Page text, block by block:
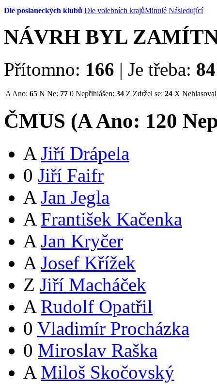
Dle poslaneckých klubů Dle volebních krajůMinulé Následující
NÁVRH BYL
Přítomno: 166 | Je třeba: 84
A Ano: 65 N Ne: 77 0 Nepřihlášen: 34 Z Zdržel se: 24 X Nehlasoval
ČMUS (AAno: 120
A Jiří Drápela
0 Jiří Faifr
A Jan Jegla
A František Kačenka
A Jan Kryčer
A Josef Křížek
Z Jiří Macháček
A Rudolf Opatřil
0 Vladimír Procházka
0 Miroslav Raška
A Miloš Skočovský